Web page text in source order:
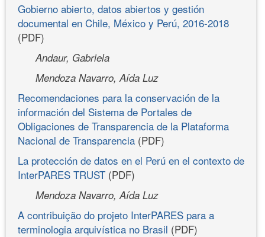
Gobierno abierto, datos abiertos y gestión
documental en Chile, México y Perú, 2016-2018
(PDF)
Andaur, Gabriela
Mendoza Navarro, Aída Luz
Recomendaciones para la conservación de la
información del Sistema de Portales de
Obligaciones de Transparencia de la Plataforma
Nacional de Transparencia (PDF)
La protección de datos en el Perú en el contexto de
InterPARES TRUST (PDF)
Mendoza Navarro, Aída Luz
A contribuição do projeto InterPARES para a
terminologia arquivística no Brasil (PDF)